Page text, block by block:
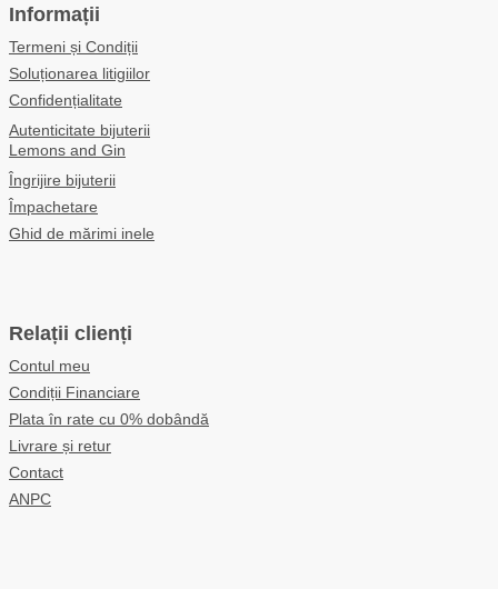
Informații
Termeni și Condiții
Soluționarea litigiilor
Confidențialitate
Autenticitate bijuterii
Lemons and Gin
Îngrijire bijuterii
Împachetare
Ghid de mărimi inele
Relații clienți
Contul meu
Condiții Financiare
Plata în rate cu 0% dobândă
Livrare și retur
Contact
ANPC